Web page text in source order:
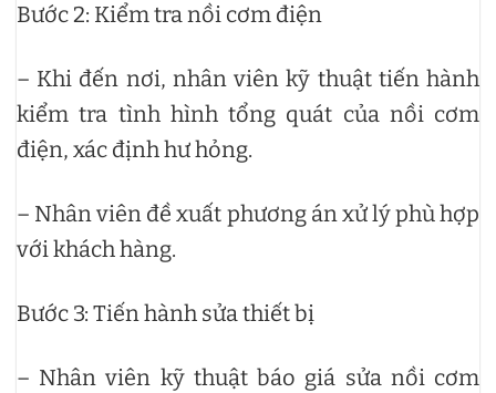
Bước 2: Kiểm tra nồi cơm điện
– Khi đến nơi, nhân viên kỹ thuật tiến hành
kiểm tra tình hình tổng quát của nồi cơm
điện, xác định hư hỏng.
– Nhân viên đề xuất phương án xử lý phù hợp
với khách hàng.
Bước 3: Tiến hành sửa thiết bị
– Nhân viên kỹ thuật báo giá sửa nồi cơm